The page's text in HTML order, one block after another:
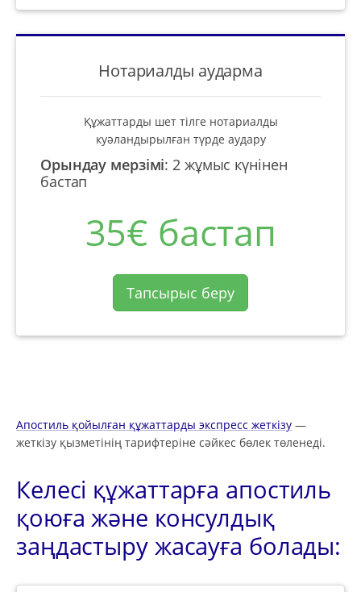
Нотариалды аударма
Құжаттарды шет тілге нотариалды
куәландырылған түрде аудару
Орындау мерзімі:2 жұмыс күнінен
бастап
35€ бастап
Тапсырыс беру
Апостиль қойылған құжаттарды экспресс жеткізу —
жеткізу қызметінің тарифтеріне сәйкес бөлек төленеді.
Келесі құжаттарға апостиль
қоюға және консулдық
заңдастыру жасауға болады: